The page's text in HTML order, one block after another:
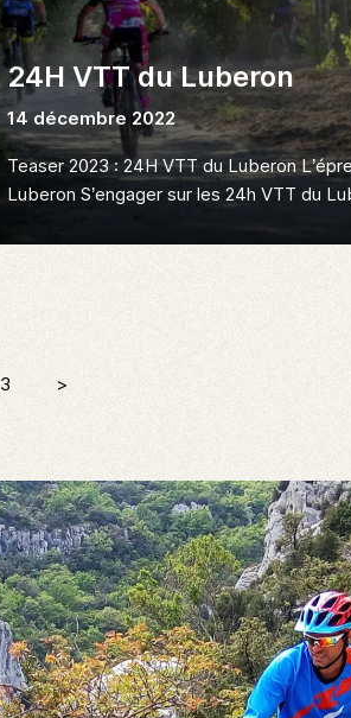
24H VTT du Luberon
14 décembre 2022
Teaser 2023 : 24H VTT du Luberon
Luberon S’engager sur les 24h VTT du
3 >